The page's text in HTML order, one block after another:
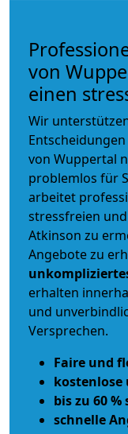
von
einen
Wir
von Wuppertal
problemlos für
arbeitet
stressfreien
Atkinson zu
Angebote zu
erhalten
und
Versprechen.
Faire und
kostenlose
bis zu 60 %
schnelle